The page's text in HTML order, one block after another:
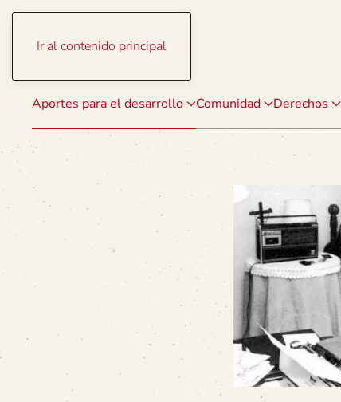
Ir al contenido principal
Aportes para el desarrollo Comunidad Derechos